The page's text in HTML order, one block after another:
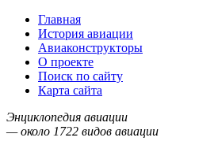
Главная
История авиации
Авиаконструкторы
О проекте
Поиск по сайту
Карта сайта
Энциклопедия авиации
— около 1722 видов авиации